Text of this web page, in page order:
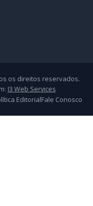
os direitos reservados.
I3 Web Services
EditorialFale Conosco